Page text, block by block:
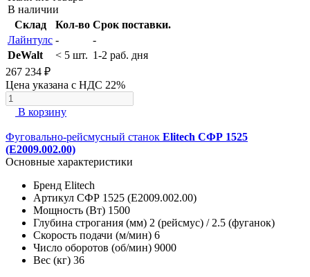
В наличии
Склад
Кол-во Срок поставки.
Лайнтулс -
-
DeWalt
< 5 шт. 1-2 раб. дня
267 234 ₽
Цена указана с НДС 22%
В корзину
Фуговально-рейсмусный станок Elitech СФР 1525
(E2009.002.00)
Основные характеристики
Бренд Elitech
Артикул СФР 1525 (E2009.002.00)
Мощность (Вт) 1500
Глубина строгания (мм) 2 (рейсмус) / 2.5 (фуганок)
Скорость подачи (м/мин) 6
Число оборотов (об/мин) 9000
Вес (кг) 36